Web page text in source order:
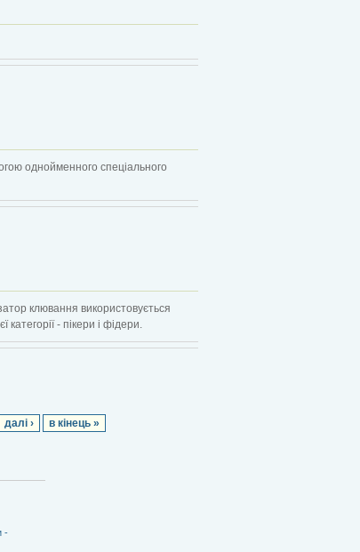
однойменного спеціального
клювання використовується
- пікери і фідери.
далі › в кінець »